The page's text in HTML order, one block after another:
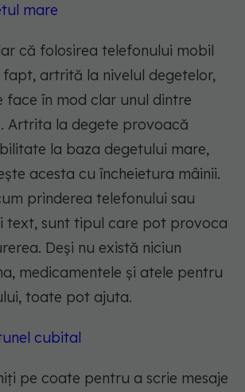
mare
că folosirea telefonului mobil
fapt, artrită la nivelul degetelor,
face în mod clar unul dintre
Artrita la degete provoacă
la baza degetului mare,
acesta cu încheietura mâinii.
prinderea telefonului sau
text, sunt tipul care pot provoca
Deși nu există niciun
medicamentele și atele pentru
toate pot ajuta.
cubital
pe coate pentru a scrie mesaje